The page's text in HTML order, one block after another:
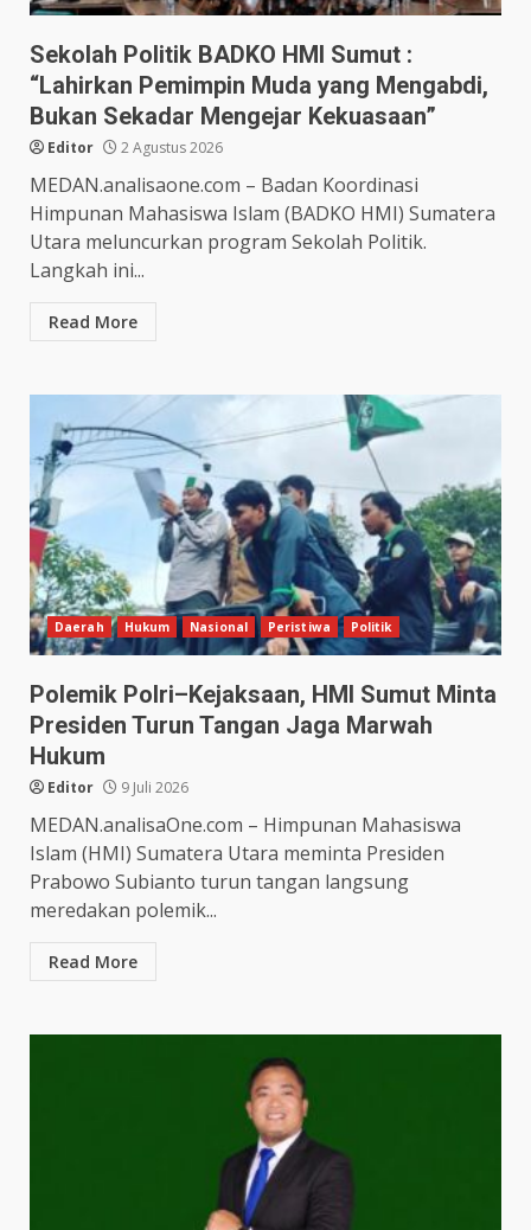
Sekolah Politik BADKO HMI Sumut :
“Lahirkan Pemimpin Muda yang Mengabdi,
Bukan Sekadar Mengejar Kekuasaan”
Editor 2 Agustus 2026
MEDAN.analisaone.com – Badan Koordinasi
Himpunan Mahasiswa Islam (BADKO HMI) Sumatera
Utara meluncurkan program Sekolah Politik.
Langkah ini...
Read More
Daerah Hukum Nasional Peristiwa Politik
Polemik Polri–Kejaksaan, HMI Sumut Minta
Presiden Turun Tangan Jaga Marwah
Hukum
Editor 9 Juli 2026
MEDAN.analisaOne.com – Himpunan Mahasiswa
Islam (HMI) Sumatera Utara meminta Presiden
Prabowo Subianto turun tangan langsung
meredakan polemik...
Read More